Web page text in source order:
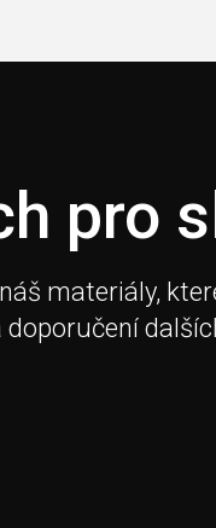
pro
materiály,